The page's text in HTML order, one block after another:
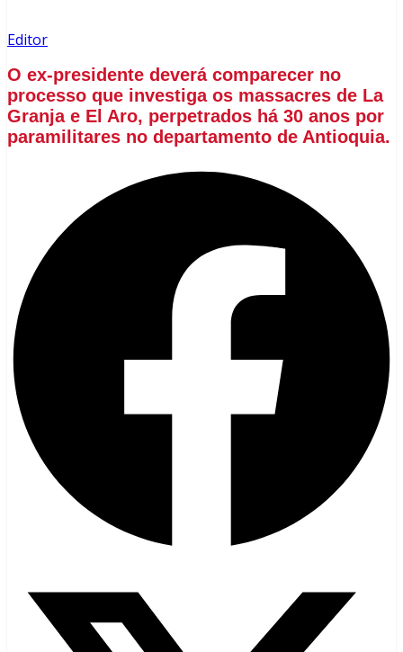
Editor
O ex-presidente deverá comparecer no
processo que investiga os massacres de La
Granja e El Aro, perpetrados há 30 anos por
paramilitares no departamento de Antioquia.